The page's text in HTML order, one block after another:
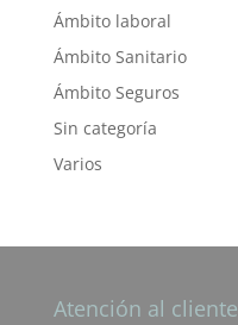
Ámbito laboral
Ámbito Sanitario
Ámbito Seguros
Sin categoría
Varios
Atención al cliente